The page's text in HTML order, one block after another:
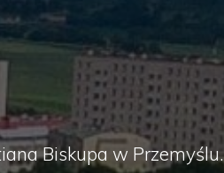
Biskupa w Przemyślu.